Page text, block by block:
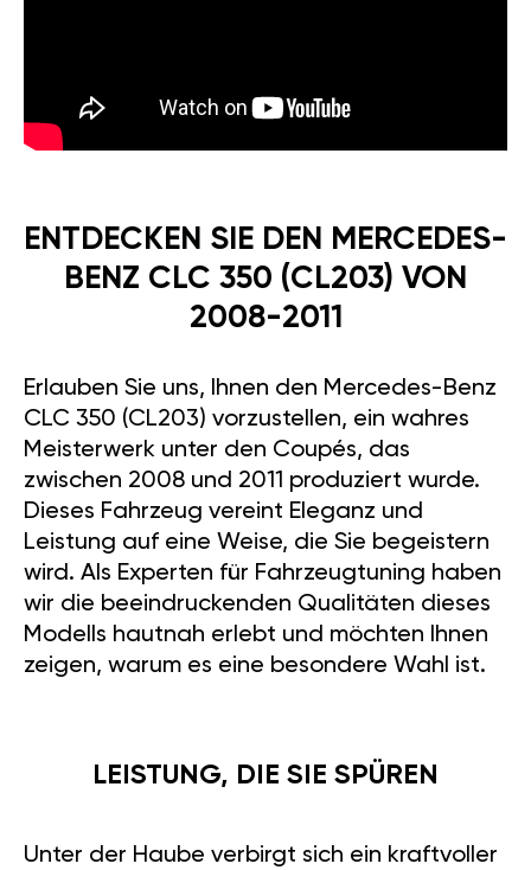
ENTDECKEN SIE DEN MERCEDES-
BENZ CLC 350 (CL203) VON
2008-2011
Erlauben Sie uns, Ihnen den Mercedes-Benz
CLC 350 (CL203) vorzustellen, ein wahres
Meisterwerk unter den Coupés, das
zwischen 2008 und 2011 produziert wurde.
Dieses Fahrzeug vereint Eleganz und
Leistung auf eine Weise, die Sie begeistern
wird. Als Experten für Fahrzeugtuning haben
wir die beeindruckenden Qualitäten dieses
Modells hautnah erlebt und möchten Ihnen
zeigen, warum es eine besondere Wahl ist.
LEISTUNG, DIE SIE SPÜREN
Unter der Haube verbirgt sich ein kraftvoller